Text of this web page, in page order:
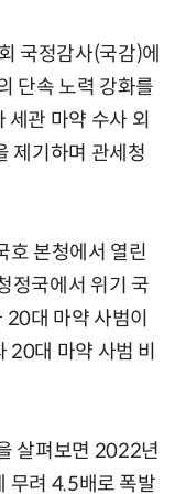
국정감사(국감)에
단속 노력 강화를
관 마약 수사 외
제기하며 관세청
호 본청에서 열린
정국에서 위기 국
대 마약 사범이
20대 마약 사범 비
살펴보면 2022년
무려 4.5배로 폭발